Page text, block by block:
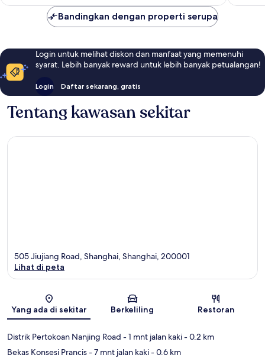
Bandingkan dengan properti serupa
Login untuk melihat diskon dan manfaat yang memenuhi
syarat. Lebih banyak reward untuk lebih banyak petualangan!
Login Daftar sekarang, gratis
Tentang kawasan sekitar
Peta
505 Jiujiang Road, Shanghai, Shanghai, 200001
Lihat di peta
Yang ada di sekitar Berkeliling Restoran
Distrik Pertokoan Nanjing Road - 1 mnt jalan kaki- 0.2 km
Bekas Konsesi Prancis- 7 mnt jalan kaki- 0.6 km